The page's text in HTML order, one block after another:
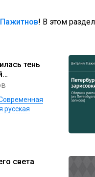
! В этом
тень
русская
света